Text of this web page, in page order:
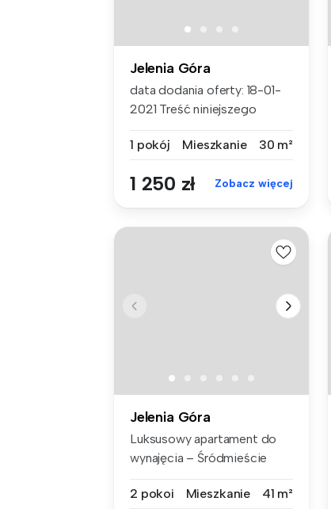
Jelenia Góra
data dodania oferty: 18-01-
2021 Treść niniejszego
1 pokój
Mieszkanie 30 m²
1 250 zł Zobacz więcej
Jelenia Góra
Luksusowy apartament do
wynajęcia – Śródmieście
2 pokoi
Mieszkanie 41 m²